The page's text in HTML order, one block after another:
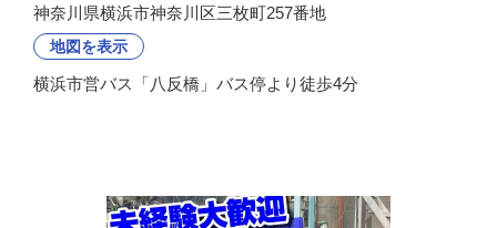
神奈川県横浜市神奈川区三枚町257番地
地図を表示
横浜市営バス「八反橋」バス停より徒歩4分